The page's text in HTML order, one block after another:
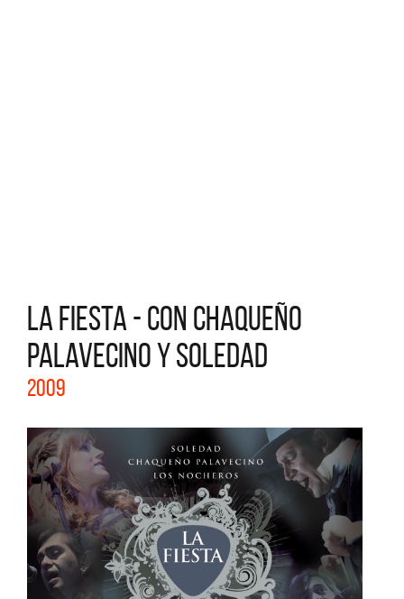
LA FIESTA - CON CHAQUEÑO
PALAVECINO Y SOLEDAD
2009